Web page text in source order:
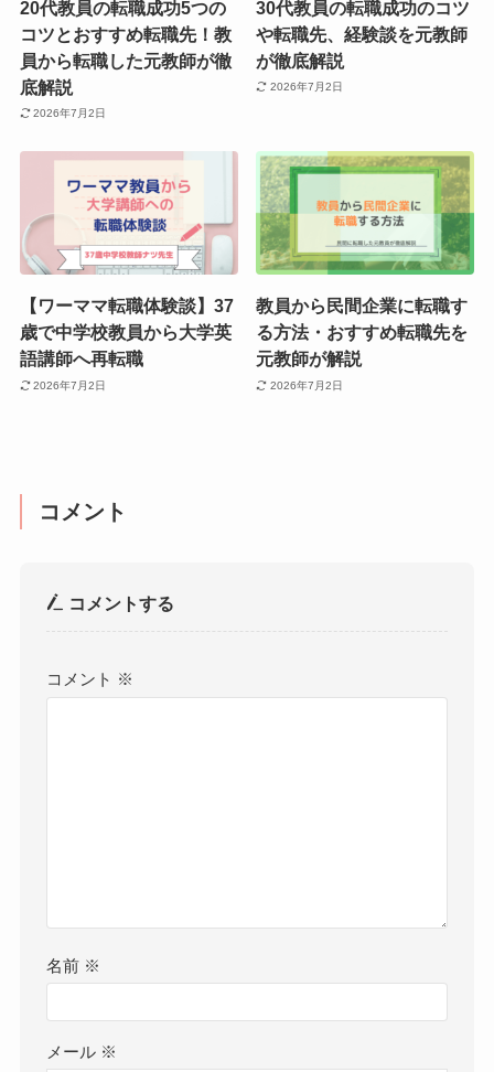
20代教員の転職成功5つの
コツとおすすめ転職先！教
員から転職した元教師が徹
底解説
2026年7月2日
30代教員の転職成功のコツ
や転職先、経験談を元教師
が徹底解説
2026年7月2日
【ワーママ転職体験談】37
歳で中学校教員から大学英
語講師へ再転職
2026年7月2日
教員から民間企業に転職す
る方法・おすすめ転職先を
元教師が解説
2026年7月2日
コメント
コメントする
コメント ※
名前 ※
メール ※